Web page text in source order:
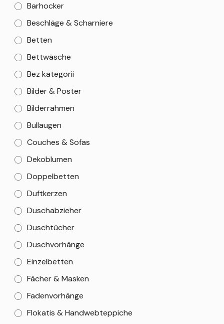
Barhocker
Beschläge & Scharniere
Betten
Bettwäsche
Bez kategorii
Bilder & Poster
Bilderrahmen
Bullaugen
Couches & Sofas
Dekoblumen
Doppelbetten
Duftkerzen
Duschabzieher
Duschtücher
Duschvorhänge
Einzelbetten
Fächer & Masken
Fadenvorhänge
Flokatis & Handwebteppiche